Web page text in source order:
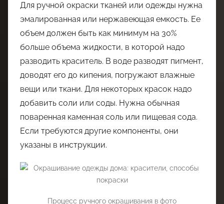
Для ручной окраски тканей или одежды нужна
эмалированная или нержавеющая емкость. Ее
объем должен быть как минимум на 30%
больше объема жидкости, в которой надо
разводить краситель. В воде разводят пигмент,
доводят его до кипения, погружают влажные
вещи или ткани. Для некоторых красок надо
добавить соли или соды. Нужна обычная
поваренная каменная соль или пищевая сода.
Если требуются другие компоненты, они
указаны в инструкции.
Процесс ручного окрашивания в фото